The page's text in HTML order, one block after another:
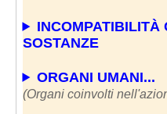
INCOMPATIBILITÀ
SOSTANZE
ORGANI UMANI...
(Organi coinvolti